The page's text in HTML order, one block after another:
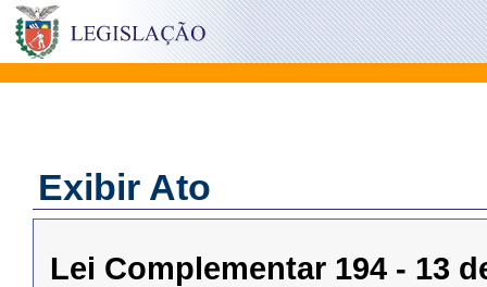
Exibir Ato
Lei Complementar 194 - 13